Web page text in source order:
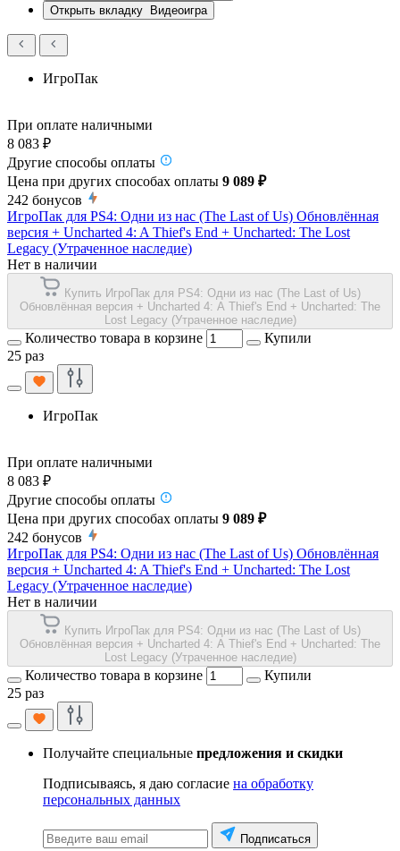
Открыть вкладку
Видеоигра
ИгроПак
При оплате наличными
8 083 ₽
Другие способы оплаты
Цена при других способах оплаты 9 089 ₽
242 бонусов
ИгроПак для PS4: Одни из нас (The Last of Us) Обновлённая
версия + Uncharted 4: A Thief's End + Uncharted: The Lost
Legacy (Утраченное наследие)
Нет в наличии
Купить ИгроПак для PS4: Одни из нас (The Last of Us)
Обновлённая версия + Uncharted 4: A Thief's End + Uncharted: The
Lost Legacy (Утраченное наследие)
Количество товара в корзине
Купили
25 раз
ИгроПак
При оплате наличными
8 083 ₽
Другие способы оплаты
Цена при других способах оплаты 9 089 ₽
242 бонусов
ИгроПак для PS4: Одни из нас (The Last of Us) Обновлённая
версия + Uncharted 4: A Thief's End + Uncharted: The Lost
Legacy (Утраченное наследие)
Нет в наличии
Купить ИгроПак для PS4: Одни из нас (The Last of Us)
Обновлённая версия + Uncharted 4: A Thief's End + Uncharted: The
Lost Legacy (Утраченное наследие)
Количество товара в корзине
Купили
25 раз
Получайте специальные предложения и скидки
Подписываясь, я даю согласие на обработку
персональных данных
Подписаться